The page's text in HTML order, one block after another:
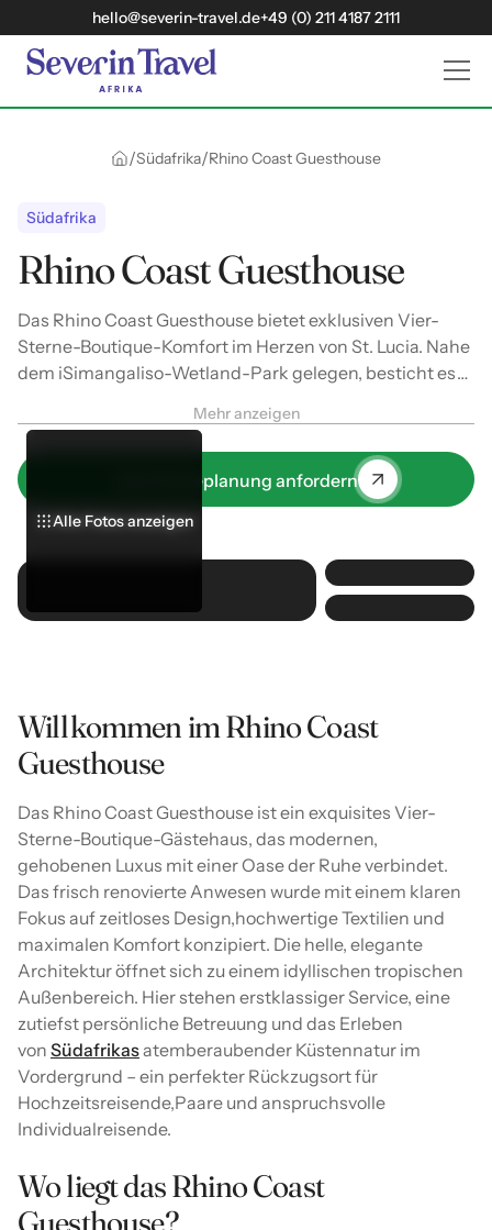
hello@severin-travel.de+49 (0) 211 4187 2111
/Südafrika/Rhino Coast Guesthouse
Südafrika
Rhino Coast Guesthouse
Das Rhino Coast Guesthouse bietet exklusiven Vier-
Sterne-Boutique-Komfort im Herzen von St. Lucia. Nahe
dem iSimangaliso-Wetland-Park gelegen, besticht es
Gourmet-Frühstück.
Mehr anzeigen
Jetzt Reiseplanung anfordern
Alle Fotos anzeigen
Alle Fotos anzeigen
Alle Fotos anzeigen
Willkommen im Rhino Coast
Guesthouse
Das Rhino Coast Guesthouse ist ein exquisites Vier-
Sterne-Boutique-Gästehaus, das modernen,
gehobenen Luxus mit einer Oase der Ruhe verbindet.
Das frisch renovierte Anwesen wurde mit einem klaren
Fokus auf zeitloses Design,hochwertige Textilien und
maximalen Komfort konzipiert. Die helle, elegante
Architektur öffnet sich zu einem idyllischen tropischen
Außenbereich. Hier stehen erstklassiger Service, eine
zutiefst persönliche Betreuung und das Erleben
von Südafrikasatemberaubender Küstennatur im
Vordergrund – ein perfekter Rückzugsort für
Hochzeitsreisende,Paare und anspruchsvolle
Individualreisende.
Wo liegt das Rhino Coast
Guesthouse?